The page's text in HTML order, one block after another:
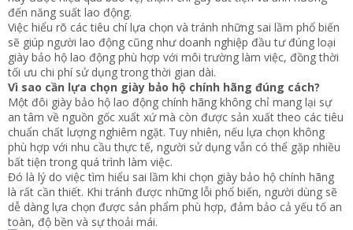
đến năng suất lao động.
Việc hiểu rõ các tiêu chí lựa chọn và tránh những sai lầm phổ biến
sẽ giúp người lao động cũng như doanh nghiệp đầu tư đúng loại
giày bảo hộ lao động phù hợp với môi trường làm việc, đồng thời
tối ưu chi phí sử dụng trong thời gian dài.
Vì sao cần lựa chọn giày bảo hộ chính hãng đúng cách?
Một đôi giày bảo hộ lao động chính hãng không chỉ mang lại sự
an tâm về nguồn gốc xuất xứ mà còn được sản xuất theo các tiêu
chuẩn chất lượng nghiêm ngặt. Tuy nhiên, nếu lựa chọn không
phù hợp với nhu cầu thực tế, người sử dụng vẫn có thể gặp nhiều
bất tiện trong quá trình làm việc.
Đó là lý do việc tìm hiểu sai lầm khi chọn giày bảo hộ chính hãng
là rất cần thiết. Khi tránh được những lỗi phổ biến, người dùng sẽ
dễ dàng lựa chọn được sản phẩm phù hợp, đảm bảo cả yếu tố an
toàn, độ bền và sự thoải mái.